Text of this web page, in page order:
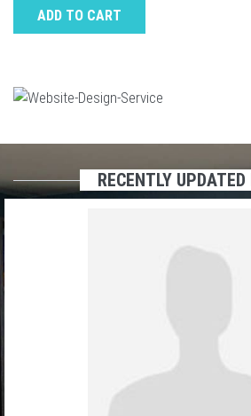
ADD TO CART
RECENTLY UPDATED